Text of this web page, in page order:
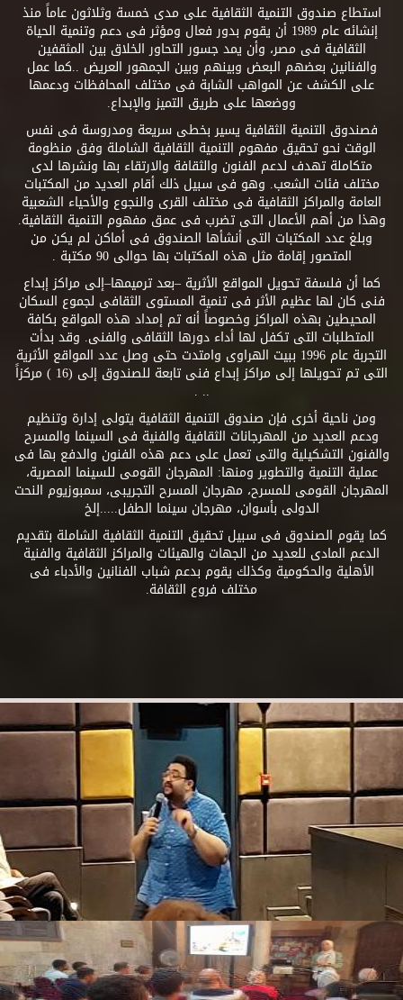
استطاع صندوق التنمية الثقافية على مدى خمسة وثلاثون عاماً منذ
إنشائه عام 1989 أن يقوم بدور فعال ومؤثر فى دعم وتنمية الحياة
الثقافية فى مصر، وأن يمد جسور التحاور الخلاق بين المثقفين
والفنانين بعضهم البعض وبينهم وبين الجمهور العريض ..كما عمل
على الكشف عن المواهب الشابة فى مختلف المحافظات ودعمها
ووضعها على طريق التميز والإبداع.
فصندوق التنمية الثقافية يسير بخطى سريعة ومدروسة فى نفس
الوقت نحو تحقيق مفهوم التنمية الثقافية الشاملة وفق منظومة
متكاملة تهدف لدعم الفنون والثقافة والارتقاء بها ونشرها لدى
مختلف فئات الشعب. وهو فى سبيل ذلك أقام العديد من المكتبات
العامة والمراكز الثقافية فى مختلف القرى والنجوع والأحياء الشعبية
وهذا من أهم الأعمال التى تضرب فى عمق مفهوم التنمية الثقافية.
وبلغ عدد المكتبات التى أنشأها الصندوق فى أماكن لم يكن من
المتصور إقامة مثل هذه المكتبات بها حوالى 90 مكتبة .
كما أن فلسفة تحويل المواقع الأثرية –بعد ترميمها–إلى مراكز إبداع
فنى كان لها عظيم الأثر فى تنمية المستوى الثقافى لجموع السكان
المحيطين بهذه المراكز وخصوصاً أنه تم إمداد هذه المواقع بكافة
المتطلبات التى تكفل لها أداء دورها الثقافى والفنى. وقد بدأت
التجربة عام 1996 ببيت الهراوى وامتدت حتى وصل عدد المواقع الأثرية
التى تم تحويلها إلى مراكز إبداع فنى تابعة للصندوق إلى (16 ) مركزاً
.. .
ومن ناحية أخرى فإن صندوق التنمية الثقافية يتولى إدارة وتنظيم
ودعم العديد من المهرجانات الثقافية والفنية فى السينما والمسرح
والفنون التشكيلية والتى تعمل على دعم هذه الفنون والدفع بها فى
عملية التنمية والتطوير ومنها: المهرجان القومى للسينما المصرية،
المهرجان القومى للمسرح، مهرجان المسرح التجريبى، سمبوزيوم النحت
الدولى بأسوان، مهرجان سينما الطفل.....إلخ
كما يقوم الصندوق فى سبيل تحقيق التنمية الثقافية الشاملة بتقديم
الدعم المادى للعديد من الجهات والهيئات والمراكز الثقافية والفنية
الأهلية والحكومية وكذلك يقوم بدعم شباب الفنانين والأدباء فى
مختلف فروع الثقافة.